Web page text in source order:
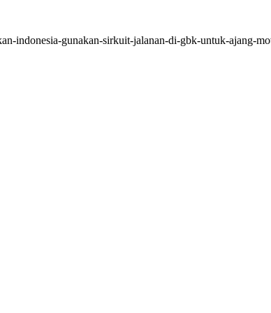
indonesia-gunakan-sirkuit-jalanan-di-gbk-untuk-ajang-